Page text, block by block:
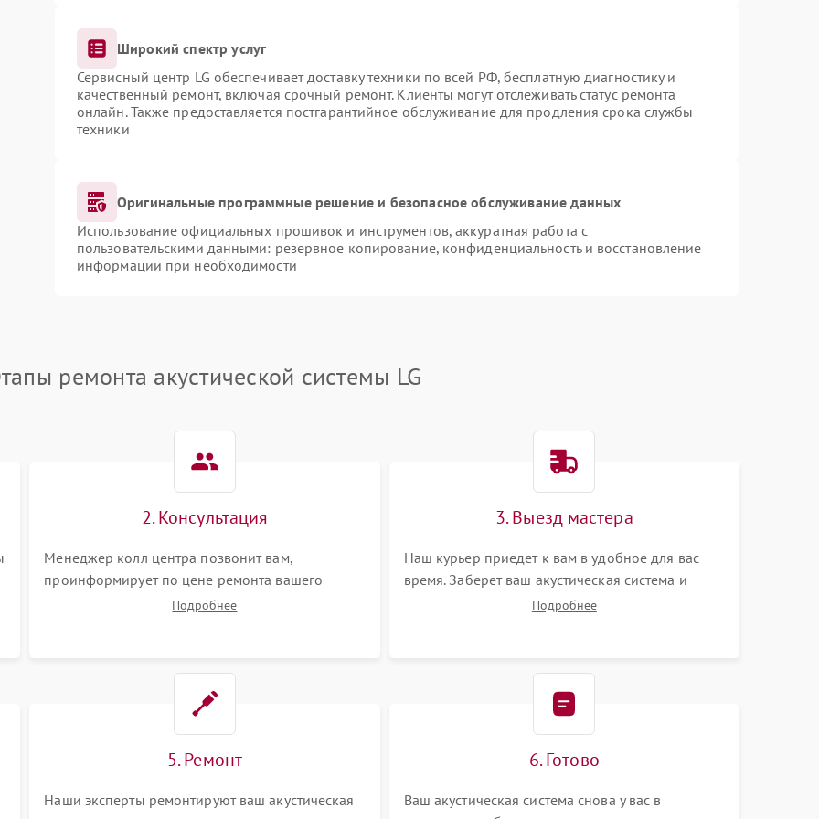
Широкий спектр услуг
Сервисный центр LG обеспечивает доставку техники по всей РФ, бесплатную диагностику и
качественный ремонт, включая срочный ремонт. Клиенты могут отслеживать статус ремонта
онлайн. Также предоставляется постгарантийное обслуживание для продления срока службы
техники
Оригинальные программные решение и безопасное обслуживание данных
Использование официальных прошивок и инструментов, аккуратная работа с
пользовательскими данными: резервное копирование, конфиденциальность и восстановление
информации при необходимости
ремонта акустической системы LG
2. Консультация
Менеджер колл центра позвонит вам,
проинформирует по цене ремонта вашего
акустической системы а также ответит на все
Подробнее
3. Выезд мастера
Наш курьер приедет к вам в удобное для вас
время. Заберет ваш акустическая система и
привезет на склад для диагностики.
Подробнее
5. Ремонт
Наши эксперты ремонтируют ваш акустическая
6. Готово
Ваш акустическая система снова у вас в